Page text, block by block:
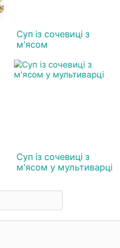
Суп із сочевиці з
м'ясом
Суп із сочевиці з
м'ясом у мультиварці